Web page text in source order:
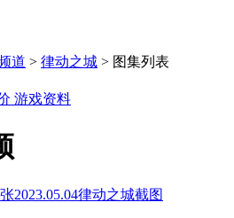
道 > 律动之城 > 图集列表
游戏资料
张2023.05.04律动之城截图